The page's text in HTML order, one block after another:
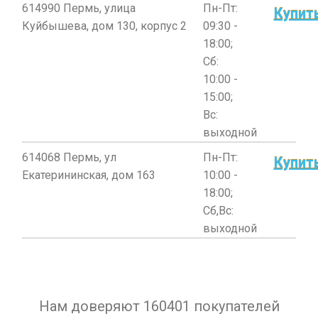
614990 Пермь, улица
Куйбышева, дом 130, корпус 2
Пн-Пт:
09:30 -
18:00;
Сб:
10:00 -
15:00;
Вс:
выходной
614068 Пермь, ул
Екатерининская, дом 163
Пн-Пт:
10:00 -
18:00;
Сб,Вс:
выходной
Нам доверяют 160401 покупателей